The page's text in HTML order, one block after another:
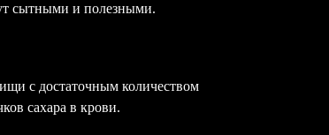
сытными и полезными.
с достаточным количеством
сахара в крови.